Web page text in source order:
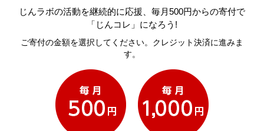
じんラボの活動を継続的に応援、毎月500円からの寄付で
「じんコレ」になろう!
ご寄付の金額を選択してください。クレジット決済に進みま
す。